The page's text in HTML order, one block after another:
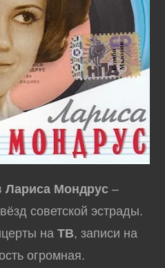
Лариса Мондрус –
советской эстрады.
наТВ, записи на
огромная.